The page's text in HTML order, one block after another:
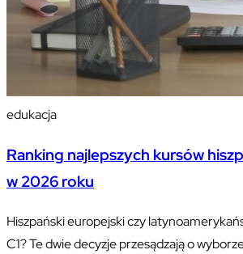
edukacja
Ranking najlepszych kursów
w 2026 roku
Hiszpański europejski czy
C1? Te dwie decyzje przesądzają o